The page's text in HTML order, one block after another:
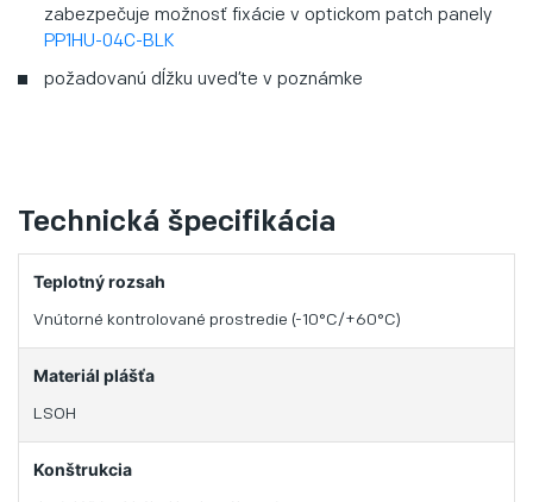
zabezpečuje možnosť fixácie v optickom patch panely
PP1HU-04C-BLK
požadovanú dĺžku uveďte v poznámke
Technická špecifikácia
Teplotný rozsah
Vnútorné kontrolované prostredie (-10°C/+60°C)
Materiál plášťa
LSOH
Konštrukcia